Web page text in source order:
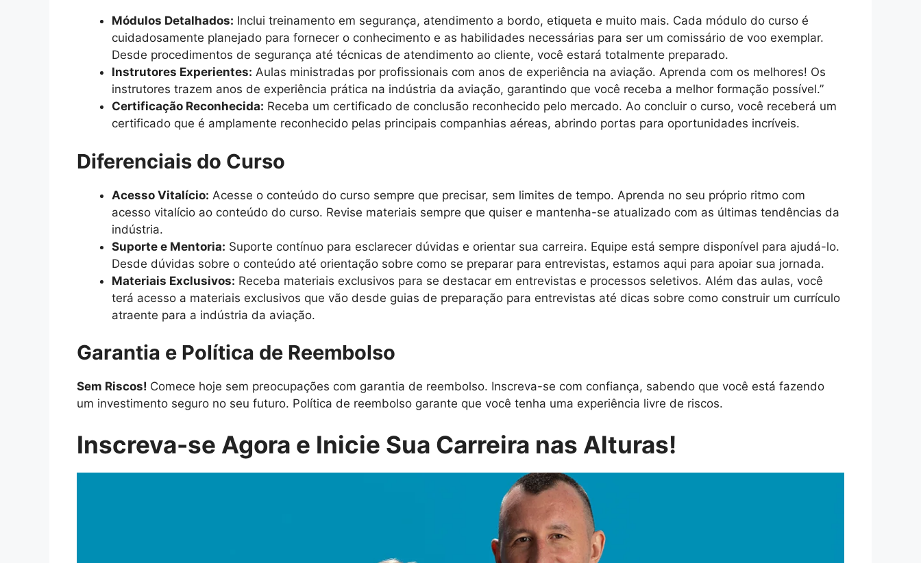
Módulos Detalhados: Inclui treinamento em segurança, atendimento a bordo, etiqueta e muito mais. Cada módulo do curso é
cuidadosamente planejado para fornecer o conhecimento e as habilidades necessárias para ser um comissário de voo exemplar.
Desde procedimentos de segurança até técnicas de atendimento ao cliente, você estará totalmente preparado.
Instrutores Experientes: Aulas ministradas por profissionais com anos de experiência na aviação. Aprenda com os melhores! Os
instrutores trazem anos de experiência prática na indústria da aviação, garantindo que você receba a melhor formação possível.”
Certificação Reconhecida: Receba um certificado de conclusão reconhecido pelo mercado. Ao concluir o curso, você receberá um
certificado que é amplamente reconhecido pelas principais companhias aéreas, abrindo portas para oportunidades incríveis.
Diferenciais do Curso
Acesso Vitalício: Acesse o conteúdo do curso sempre que precisar, sem limites de tempo. Aprenda no seu próprio ritmo com
acesso vitalício ao conteúdo do curso. Revise materiais sempre que quiser e mantenha-se atualizado com as últimas tendências da
indústria.
Suporte e Mentoria: Suporte contínuo para esclarecer dúvidas e orientar sua carreira. Equipe está sempre disponível para ajudá-lo.
Desde dúvidas sobre o conteúdo até orientação sobre como se preparar para entrevistas, estamos aqui para apoiar sua jornada.
Materiais Exclusivos: Receba materiais exclusivos para se destacar em entrevistas e processos seletivos. Além das aulas, você
terá acesso a materiais exclusivos que vão desde guias de preparação para entrevistas até dicas sobre como construir um currículo
atraente para a indústria da aviação.
Garantia e Política de Reembolso
Sem Riscos! Comece hoje sem preocupações com garantia de reembolso. Inscreva-se com confiança, sabendo que você está fazendo
um investimento seguro no seu futuro. Política de reembolso garante que você tenha uma experiência livre de riscos.
Inscreva-se Agora e Inicie Sua Carreira nas Alturas!